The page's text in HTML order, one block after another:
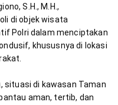
S.H., M.H.,
di objek wisata
Polri dalam menciptakan
khususnya di lokasi
situasi di kawasan Taman
aman, tertib, dan